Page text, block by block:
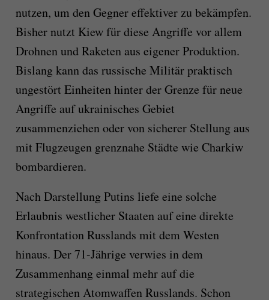
nutzen, um den Gegner effektiver zu bekämpfen.
Bisher nutzt Kiew für diese Angriffe vor allem
Drohnen und Raketen aus eigener Produktion.
Bislang kann das russische Militär praktisch
ungestört Einheiten hinter der Grenze für neue
Angriffe auf ukrainisches Gebiet
zusammenziehen oder von sicherer Stellung aus
mit Flugzeugen grenznahe Städte wie Charkiw
bombardieren.
Nach Darstellung Putins liefe eine solche
Erlaubnis westlicher Staaten auf eine direkte
Konfrontation Russlands mit dem Westen
hinaus. Der 71-Jährige verwies in dem
Zusammenhang einmal mehr auf die
strategischen Atomwaffen Russlands. Schon